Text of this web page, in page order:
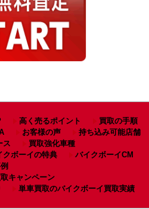
高く売るポイント
買取の手順
お客様の声
持ち込み可能店舗
ス
買取強化車種
クボーイの特典
バイクボーイCM
キャンペーン
単車買取のバイクボーイ買取実績